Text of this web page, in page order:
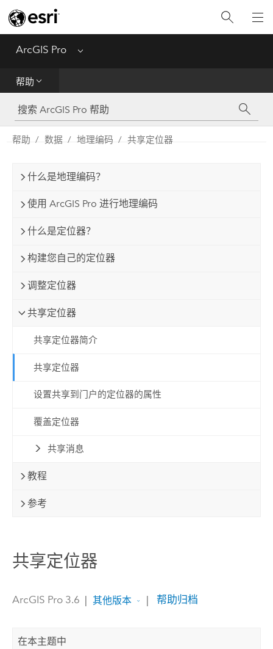
ArcGIS Pro Menu
帮助
工具参考
Python
帮助 数据 地理编码 共享定位器
什么是地理编码？
使用 ArcGIS Pro 进行地理编码
什么是定位器？
构建您自己的定位器
调整定位器
共享定位器
共享定位器简介
共享定位器
设置共享到门户的定位器的属性
覆盖定位器
共享消息
教程
参考
共享定位器
ArcGIS Pro 3.6 | 其他版本 | 帮助归档
在本主题中